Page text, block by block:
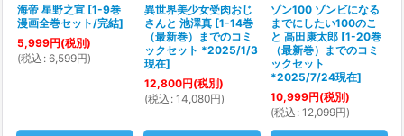
海帝 星野之宣 [1-9巻
漫画全巻セット/完結]
5,999円(税別)
(税込 : 6,599円)
異世界美少女受肉おじ
さんと 池澤真 [1-14巻
（最新巻）までのコミ
ックセット *2025/1/3
現在]
12,800円(税別)
(税込 : 14,080円)
ゾン100 ゾンビになる
までにしたい100のこ
と 高田康太郎 [1-20巻
（最新巻）までのコミ
ックセット
*2025/7/24現在]
10,999円(税別)
(税込 : 12,099円)